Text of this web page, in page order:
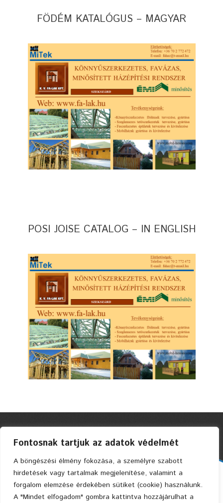
Fontosnak tartjuk az adatok védelmét
A böngészési élmény fokozása, a személyre szabott
hirdetések vagy tartalmak megjelenítése, valamint a
forgalom elemzése érdekében sütiket (cookie) használunk.
A "Mindet elfogadom" gombra kattintva hozzájárulhat a
FÖDÉM KATALÓGUS – MAGYAR
POSI JOISE CATALOG – IN ENGLISH
Faszerkezetes Ház Kft. © 2004 Privacy Policy